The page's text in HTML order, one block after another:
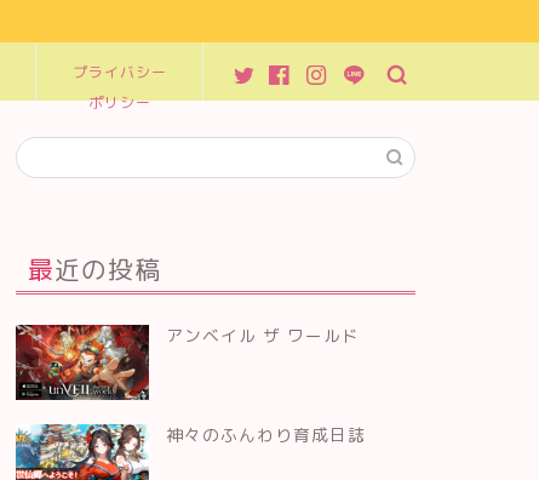
プライバシー
ポリシー
最近の投稿
アンベイル ザ ワールド
神々のふんわり育成日誌